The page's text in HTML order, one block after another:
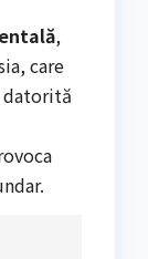
,
care
datorită